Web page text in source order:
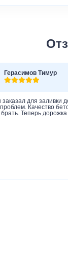
Герасимов Тимур
заказал для заливки
Качество
брать. Теперь